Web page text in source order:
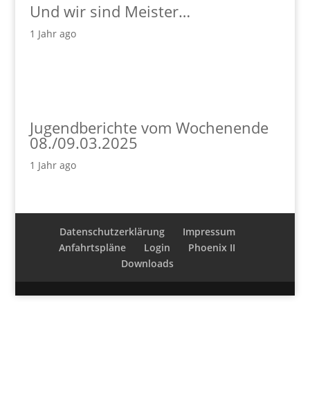
Und wir sind Meister…
1 Jahr ago
Jugendberichte vom Wochenende
08./09.03.2025
1 Jahr ago
Datenschutzerklärung
Impressum
Anfahrtspläne
Login
Phoenix II
Downloads